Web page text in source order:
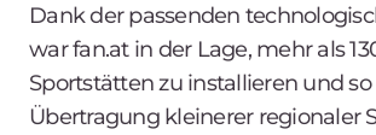
Dank der passenden
war fan.at in der Lage, mehr als
Sportstätten zu installieren und so
Übertragung kleinerer regionaler